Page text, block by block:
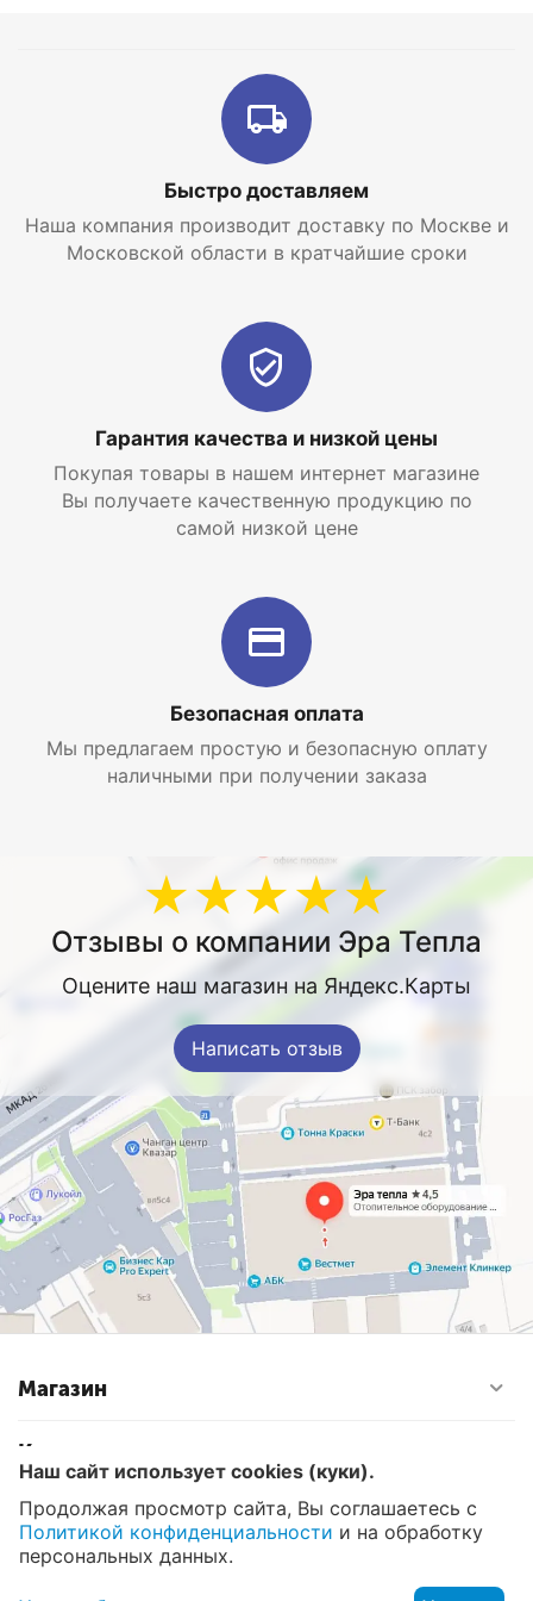
цене с доставкой по Москве и Московской
Быстро доставляем
Наша компания производит доставку по Москве и
Московской области в кратчайшие сроки
Гарантия качества и низкой цены
Покупая товары в нашем интернет магазине
Вы получаете качественную продукцию по
самой низкой цене
Безопасная оплата
Мы предлагаем простую и безопасную оплату
наличными при получении заказа
★★★★★
Отзывы о компании Эра Тепла
Оцените наш магазин на Яндекс.Карты
Написать отзыв
Магазин
Контакты
© 2008 - 2026 Эра Тепла. Интернет магазин отопительных
систем и водоснабжения в Москве
Наш сайт использует cookies (куки).
Продолжая просмотр сайта, Вы соглашаетесь с
Политикой конфиденциальности и на обработку
персональных данных.